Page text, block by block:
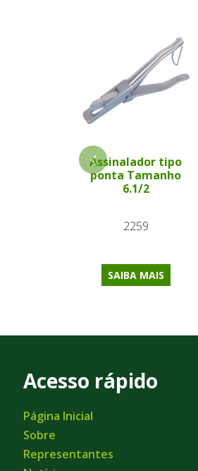
Assinalador tipo
ponta Tamanho
6.1/2
2259
SAIBA MAIS
Acesso rápido
Página Inicial
Sobre
Representantes